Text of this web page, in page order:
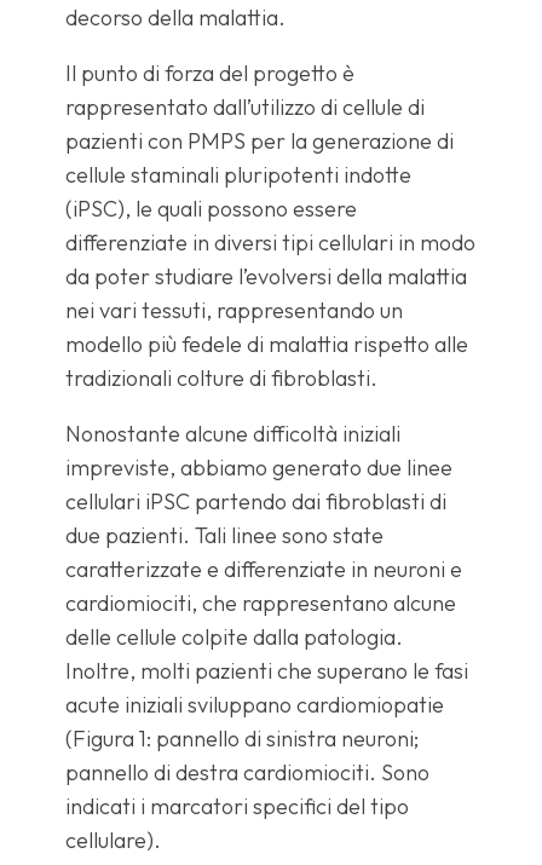
decorso della malattia.
Il punto di forza del progetto è
rappresentato dall’utilizzo di cellule di
pazienti con PMPS per la generazione di
cellule staminali pluripotenti indotte
(iPSC), le quali possono essere
differenziate in diversi tipi cellulari in modo
da poter studiare l’evolversi della malattia
nei vari tessuti, rappresentando un
modello più fedele di malattia rispetto alle
tradizionali colture di fibroblasti.
Nonostante alcune difficoltà iniziali
impreviste, abbiamo generato due linee
cellulari iPSC partendo dai fibroblasti di
due pazienti. Tali linee sono state
caratterizzate e differenziate in neuroni e
cardiomiociti, che rappresentano alcune
delle cellule colpite dalla patologia.
Inoltre, molti pazienti che superano le fasi
acute iniziali sviluppano cardiomiopatie
(Figura 1: pannello di sinistra neuroni;
pannello di destra cardiomiociti. Sono
indicati i marcatori specifici del tipo
cellulare).